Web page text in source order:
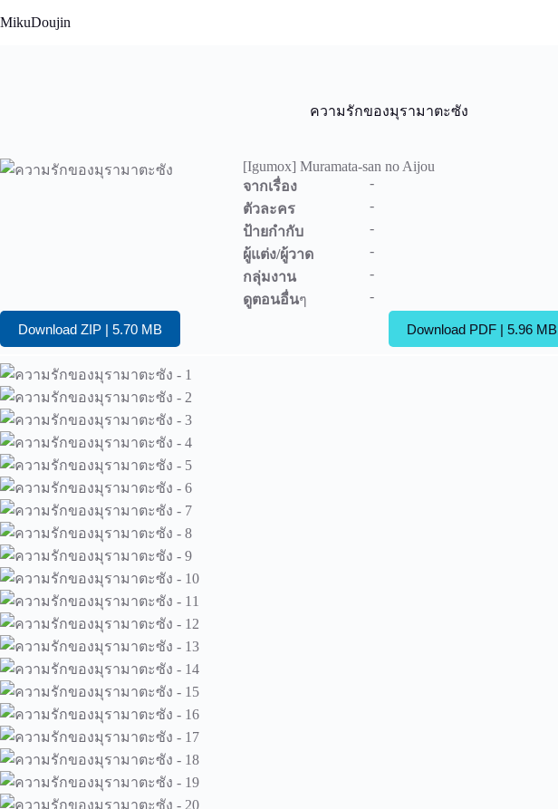
to
MikuDoujin
ความรักของมุรามาตะซัง
[Igumox] Muramata-san no Aijou
จากเรื่อง
-
ตัวละคร
-
ป้ายกำกับ
-
ผู้แต่ง/ผู้วาด
-
กลุ่มงาน
-
ดูตอนอื่นๆ -
Download ZIP | 5.70 MB Download PDF | 5.96 MB